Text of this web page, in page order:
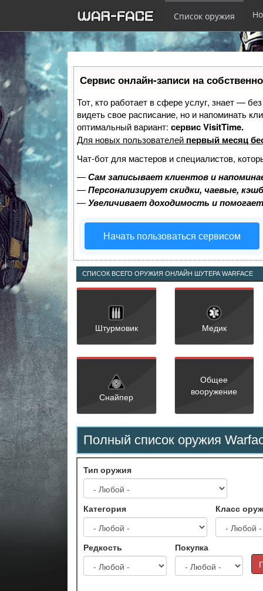
Перейти
к
основному
содержанию
Список оружия
Сервис онлайн-записи на
Тот, кто работает в сфере услуг, знает —
видеть свое расписание, но и напоминать
оптимальный вариант: сервис VisitTime.
Для новых пользователей первый месяц
Чат-бот для мастеров и специалистов,
—Сам записывает клиентов и
—Персонализирует скидки, чаевые,
—Увеличивает доходимость и
Начать пользоваться сервисом
СПИСОК ВСЕГО ОРУЖИЯ ОНЛАЙН ШУТЕРА WARFACE
Штурмовик Медик
Снайпер
Общее
вооружение
Полный список оружия
Тип оружия
Категория Класс
Редкость
Покупка